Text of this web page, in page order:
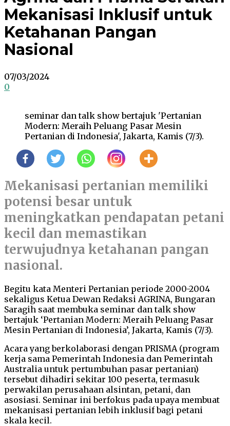
Mekanisasi Inklusif untuk
Ketahanan Pangan
Nasional
07/03/2024
0
seminar dan talk show bertajuk 'Pertanian
Modern: Meraih Peluang Pasar Mesin
Pertanian di Indonesia', Jakarta, Kamis (7/3).
Mekanisasi pertanian memiliki
potensi besar untuk
meningkatkan pendapatan petani
kecil dan memastikan
terwujudnya ketahanan pangan
nasional.
Begitu kata Menteri Pertanian periode 2000-2004
sekaligus Ketua Dewan Redaksi AGRINA, Bungaran
Saragih saat membuka seminar dan talk show
bertajuk ‘Pertanian Modern: Meraih Peluang Pasar
Mesin Pertanian di Indonesia’, Jakarta, Kamis (7/3).
Acara yang berkolaborasi dengan PRISMA (program
kerja sama Pemerintah Indonesia dan Pemerintah
Australia untuk pertumbuhan pasar pertanian)
tersebut dihadiri sekitar 100 peserta, termasuk
perwakilan perusahaan alsintan, petani, dan
asosiasi. Seminar ini berfokus pada upaya membuat
mekanisasi pertanian lebih inklusif bagi petani
skala kecil.